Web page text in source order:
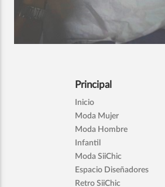
Principal
Inicio
Moda Mujer
Moda Hombre
Infantil
Moda SiiChic
Espacio Diseñadores
Retro SiiChic